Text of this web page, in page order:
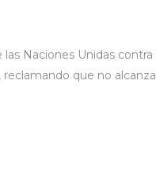
Naciones Unidas
que no